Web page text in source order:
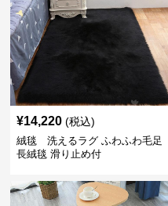
¥14,220 (税込)
絨毯 洗えるラグ ふわふわ毛足
長絨毯 滑り止め付